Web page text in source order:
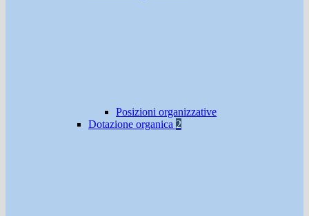
Posizioni organizzative
Dotazione organica 2